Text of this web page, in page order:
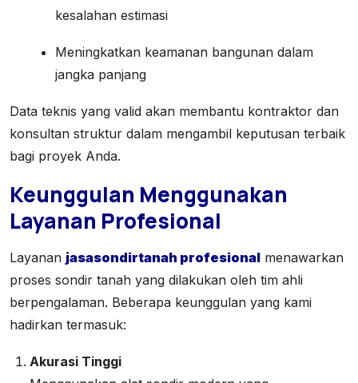
kesalahan estimasi
Meningkatkan keamanan bangunan dalam
jangka panjang
Data teknis yang valid akan membantu kontraktor dan
konsultan struktur dalam mengambil keputusan terbaik
bagi proyek Anda.
Keunggulan Menggunakan
Layanan Profesional
Layanan jasasondirtanah profesional menawarkan
proses sondir tanah yang dilakukan oleh tim ahli
berpengalaman. Beberapa keunggulan yang kami
hadirkan termasuk:
Akurasi Tinggi